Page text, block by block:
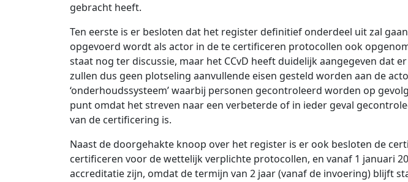
gebracht heeft.
Ten eerste is er besloten dat het register definitief onderdeel uit zal
opgevoerd wordt als actor in de te certificeren protocollen ook
staat nog ter discussie, maar het CCvD heeft duidelijk aangegeven dat
zullen dus geen plotseling aanvullende eisen gesteld worden aan de
‘onderhoudssysteem’ waarbij personen gecontroleerd worden op
punt omdat het streven naar een verbeterde of in ieder geval
van de certificering is.
Naast de doorgehakte knoop over het register is er ook besloten de
certificeren voor de wettelijk verplichte protocollen, en vanaf 1 januari
accreditatie zijn, omdat de termijn van 2 jaar (vanaf de invoering) blijft